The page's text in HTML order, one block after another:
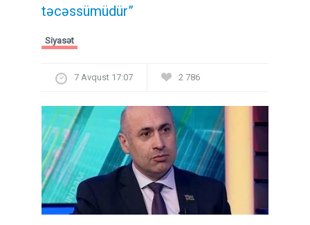
təcəssümüdür”
Siyasət
7 Avqust 17:07 2 786